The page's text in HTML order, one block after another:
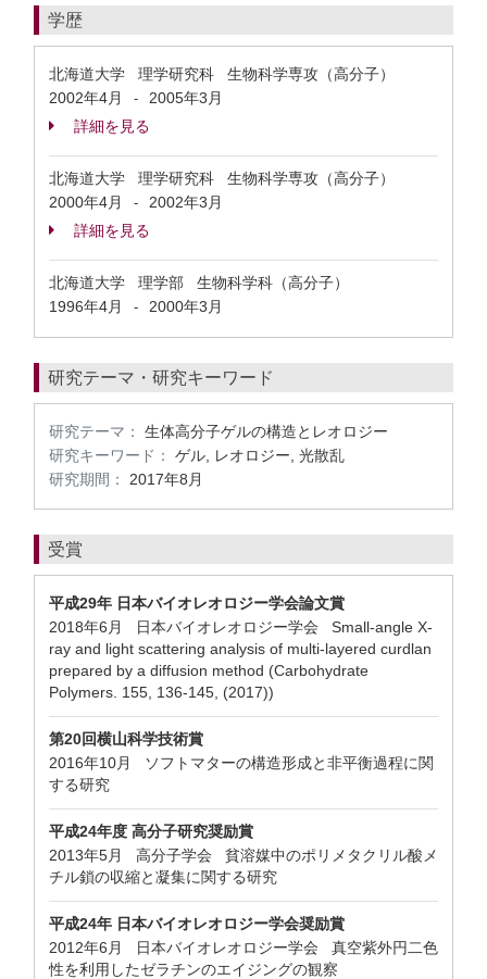
学歴
北海道大学 理学研究科 生物科学専攻（高分子）
2002年4月
-
2005年3月
詳細を見る
北海道大学 理学研究科 生物科学専攻（高分子）
2000年4月
-
2002年3月
詳細を見る
北海道大学 理学部 生物科学科（高分子）
1996年4月
- 2000年3月
研究テーマ・研究キーワード
研究テーマ：
生体高分子ゲルの構造とレオロジー
研究キーワード：
ゲル, レオロジー, 光散乱
研究期間：
2017年8月
受賞
平成29年 日本バイオレオロジー学会論文賞
2018年6月 日本バイオレオロジー学会 Small-angle X-
ray and light scattering analysis of multi-layered curdlan
prepared by a diffusion method (Carbohydrate
Polymers. 155, 136-145, (2017))
第20回横山科学技術賞
2016年10月 ソフトマターの構造形成と非平衡過程に関
する研究
平成24年度 高分子研究奨励賞
2013年5月 高分子学会 貧溶媒中のポリメタクリル酸メ
チル鎖の収縮と凝集に関する研究
平成24年 日本バイオレオロジー学会奨励賞
2012年6月 日本バイオレオロジー学会 真空紫外円二色
性を利用したゼラチンのエイジングの観察